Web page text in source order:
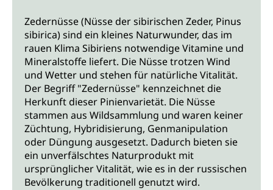
Zedernüsse (Nüsse der sibirischen Zeder, Pinus
sibirica) sind ein kleines Naturwunder, das im
rauen Klima Sibiriens notwendige Vitamine und
Mineralstoffe liefert. Die Nüsse trotzen Wind
und Wetter und stehen für natürliche Vitalität.
Der Begriff "Zedernüsse" kennzeichnet die
Herkunft dieser Pinienvarietät. Die Nüsse
stammen aus Wildsammlung und waren keiner
Züchtung, Hybridisierung, Genmanipulation
oder Düngung ausgesetzt. Dadurch bieten sie
ein unverfälschtes Naturprodukt mit
ursprünglicher Vitalität, wie es in der russischen
Bevölkerung traditionell genutzt wird.